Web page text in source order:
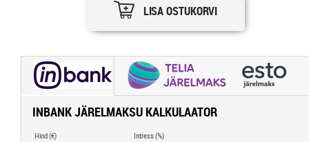
LISA OSTUKORVI
INBANK JÄRELMAKSU KALKULAATOR
Hind (€) Intress (%)